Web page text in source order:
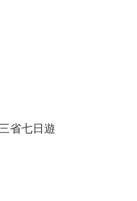
省七日遊